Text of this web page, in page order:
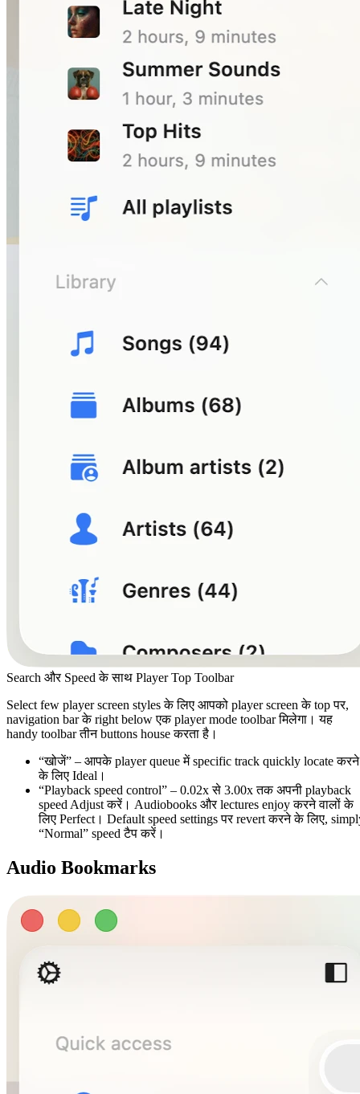
Search और Speed के साथ Player Top Toolbar
Select few player screen styles के लिए आपको player screen के top पर,
navigation bar के right below एक player mode toolbar मिलेगा। यह
handy toolbar तीन buttons house करता है।
“खोजें” – आपके player queue में specific track quickly locate करने
के लिए Ideal।
“Playback speed control” – 0.02x से 3.00x तक अपनी playback
speed Adjust करें। Audiobooks और lectures enjoy करने वालों के
लिए Perfect। Default speed settings पर revert करने के लिए,
“Normal” speed टैप करें।
Audio Bookmarks